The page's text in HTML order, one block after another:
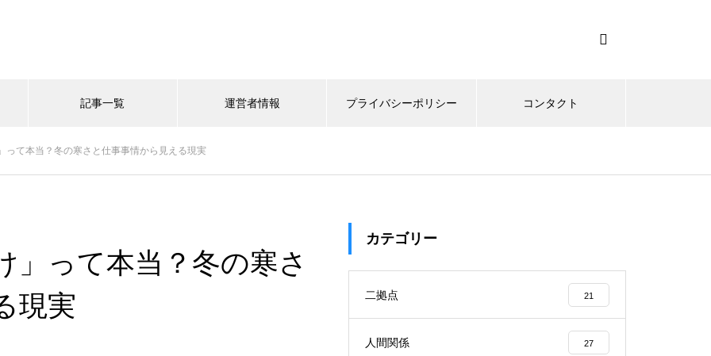
記事一覧 運営者情報 プライバシーポリシー コンタクト
って本当？冬の寒さと仕事事情から見える現実
」って本当？冬の寒さ
現実
カテゴリー
二拠点 21
人間関係 27